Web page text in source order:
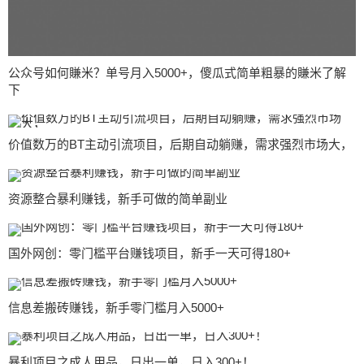
公众号如何賺米？单号月入5000+，傻瓜式简单粗暴的賺米了解
下
价值数万的BT主动引流项目，后期自动躺赚，需求强烈市场大，
资源整合暴利赚钱，新手可做的简单副业
国外网创：零门槛平台赚钱项目，新手一天可得180+
信息差搬砖赚钱，新手零门槛月入5000+